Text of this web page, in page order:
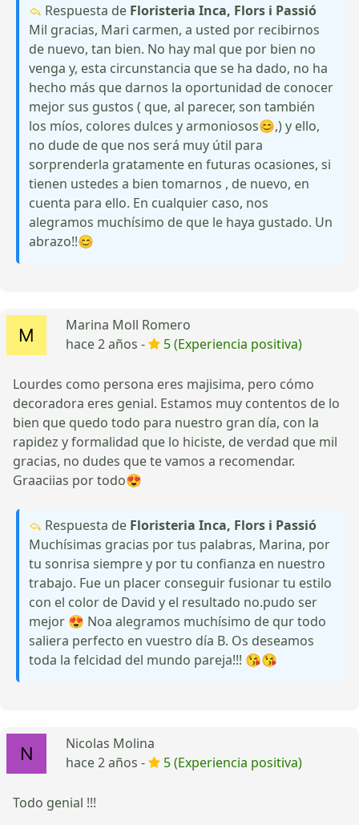
Respuesta de Floristeria Inca, Flors i Passió
Mil gracias, Mari carmen, a usted por recibirnos
de nuevo, tan bien. No hay mal que por bien no
venga y, esta circunstancia que se ha dado, no ha
hecho más que darnos la oportunidad de conocer
mejor sus gustos ( que, al parecer, son también
los míos, colores dulces y armoniosos😊,) y ello,
no dude de que nos será muy útil para
sorprenderla gratamente en futuras ocasiones, si
tienen ustedes a bien tomarnos , de nuevo, en
cuenta para ello. En cualquier caso, nos
alegramos muchísimo de que le haya gustado. Un
abrazo!!😊
Marina Moll Romero
hace 2 años -
5 (Experiencia positiva)
Lourdes como persona eres majisima, pero cómo
decoradora eres genial. Estamos muy contentos de lo
bien que quedo todo para nuestro gran día, con la
rapidez y formalidad que lo hiciste, de verdad que mil
gracias, no dudes que te vamos a recomendar.
Graaciias por todo😍
Respuesta de Floristeria Inca, Flors i Passió
Muchísimas gracias por tus palabras, Marina, por
tu sonrisa siempre y por tu confianza en nuestro
trabajo. Fue un placer conseguir fusionar tu estilo
con el color de David y el resultado no.pudo ser
mejor 😍 Noa alegramos muchísimo de qur todo
saliera perfecto en vuestro día B. Os deseamos
toda la felcidad del mundo pareja!!! 😘😘
Nicolas Molina
hace 2 años -
5 (Experiencia positiva)
Todo genial !!!